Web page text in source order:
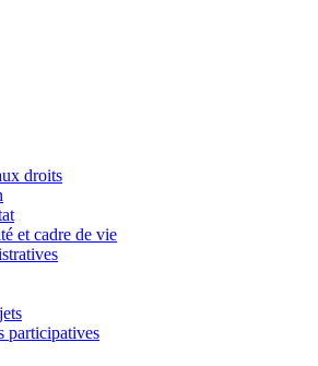
droits
et cadre de vie
participatives